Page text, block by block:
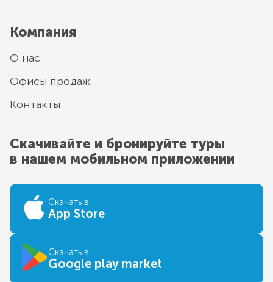
Компания
О нас
Офисы продаж
Контакты
Скачивайте и бронируйте туры
в нашем мобильном приложении
Скачать в
App Store
Скачать в
Google play market